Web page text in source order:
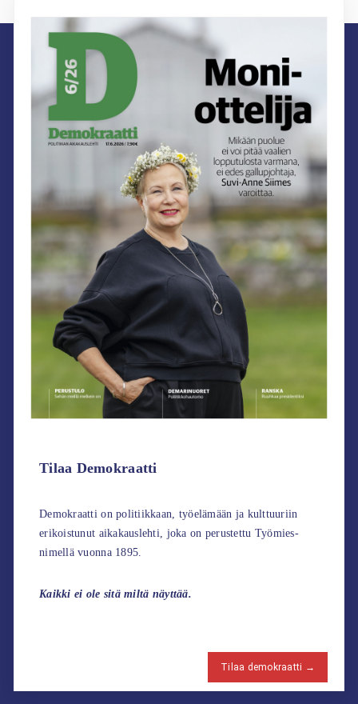
Tilaa Demokraatti
Demokraatti on politiikkaan, työelämään ja kulttuuriin
erikoistunut aikakauslehti, joka on perustettu Työmies-
nimellä vuonna 1895.
Kaikki ei ole sitä miltä näyttää.
Tilaa demokraatti →